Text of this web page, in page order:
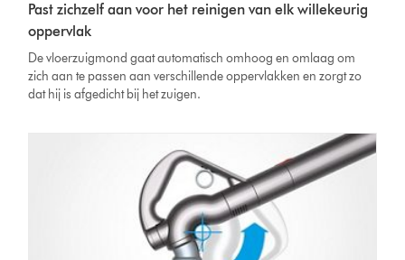
Past zichzelf aan voor het reinigen van elk willekeurig
oppervlak
De vloerzuigmond gaat automatisch omhoog en omlaag om
zich aan te passen aan verschillende oppervlakken en zorgt zo
dat hij is afgedicht bij het zuigen.